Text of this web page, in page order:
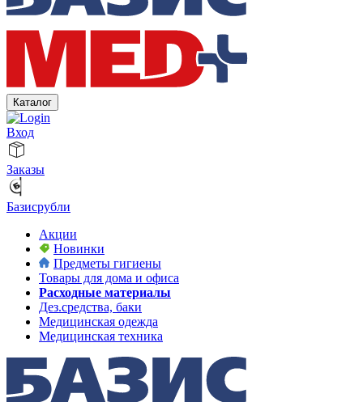
Каталог
Вход
Заказы
Базисрубли
Акции
Новинки
Предметы гигиены
Товары для дома и офиса
Расходные материалы
Дез.средства, баки
Медицинская одежда
Медицинская техника